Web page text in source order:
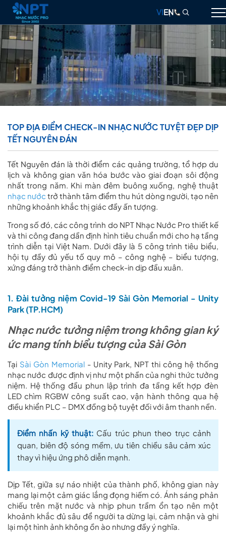
GIỚI THIỆU
NHẠC NƯỚC
ĐÀI PHUN NƯỚC
DỰ ÁN
THIẾT KẾ & THI CÔNG
BLOG
LIÊN HỆ
VIEN
TOP ĐỊA ĐIỂM CHECK-IN NHẠC NƯỚC TUYỆT ĐẸP DỊP
TẾT NGUYÊN ĐÁN
Tết Nguyên đán là thời điểm các quảng trường, tổ hợp du
lịch và không gian văn hóa bước vào giai đoạn sôi động
nhất trong năm. Khi màn đêm buông xuống, nghệ thuật
nhạc nước trở thành tâm điểm thu hút dòng người, tạo nên
những khoảnh khắc thị giác đầy ấn tượng.
Trong số đó, các công trình do NPT Nhạc Nước Pro thiết kế
và thi công đang dần định hình tiêu chuẩn mới cho hạ tầng
trình diễn tại Việt Nam. Dưới đây là 5 công trình tiêu biểu,
hội tụ đầy đủ yếu tố quy mô – công nghệ – biểu tượng,
xứng đáng trở thành điểm check-in dịp đầu xuân.
1. Đài tưởng niệm Covid-19 Sài Gòn Memorial - Unity
Park (TP.HCM)
Nhạc nước tưởng niệm trong không gian ký
ức mang tính biểu tượng của Sài Gòn
Tại Sài Gòn Memorial- Unity Park, NPT thi công hệ thống
nhạc nước được định vị như một phần của nghi thức tưởng
niệm. Hệ thống đầu phun lập trình đa tầng kết hợp đèn
LED chìm RGBW công suất cao, vận hành thông qua hệ
điều khiển PLC – DMX đồng bộ tuyệt đối với âm thanh nền.
Điểm nhấn kỹ thuật: Cấu trúc phun theo trục cảnh
quan, biên độ sóng mềm, ưu tiên chiều sâu cảm xúc
thay vì hiệu ứng phô diễn mạnh.
Dịp Tết, giữa sự náo nhiệt của thành phố, không gian này
mang lại một cảm giác lắng đọng hiếm có. Ánh sáng phản
chiếu trên mặt nước và nhịp phun trầm ổn tạo nên một
khoảnh khắc đủ sâu để người ta dừng lại, cảm nhận và ghi
lại một hình ảnh không ồn ào nhưng đầy ý nghĩa.